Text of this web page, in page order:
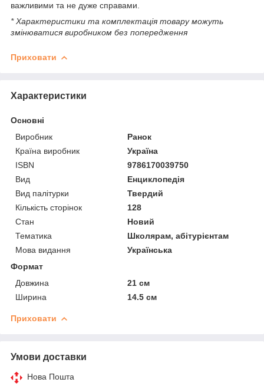
важливими та не дуже справами.
* Характеристики та комплектація товару можуть
змінюватися виробником без попередження
Приховати
Характеристики
Основні
Виробник
Ранок
Країна виробник
Україна
ISBN
9786170039750
Вид
Енциклопедія
Вид палітурки
Твердий
Кількість сторінок
128
Стан
Новий
Тематика
Школярам, абітурієнтам
Мова видання
Українська
Формат
Довжина
21 см
Ширина
14.5 см
Приховати
Умови доставки
Нова Пошта